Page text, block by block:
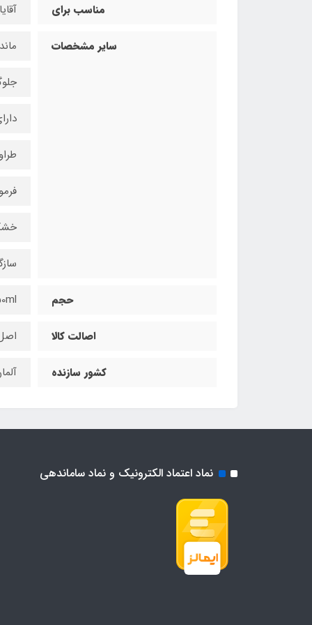
مناسب برای
سایر مشخصات
حجم
اصالت کالا
کشور سازنده
نماد اعتماد الکترونیک و نماد ساماندهی